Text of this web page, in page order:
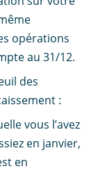
opérations
au 31/12.
des
:
vous l’avez
en janvier,
en